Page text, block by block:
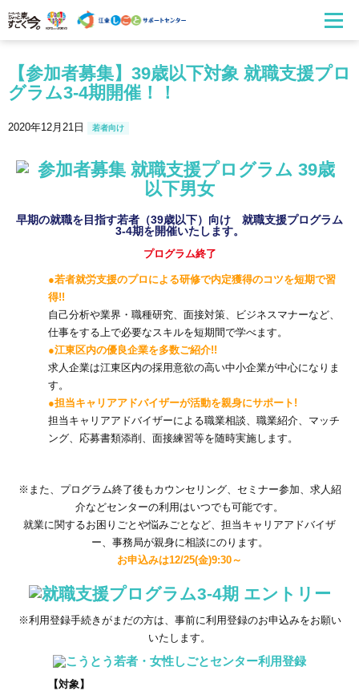
【参加者募集】39歳以下対象 就職支援プロ
グラム3-4期開催！！
2020年12月21日 若者向け
早期の就職を目指す若者（39歳以下）向け 就職支援プログラム
3-4期を開催いたします。
プログラム終了
●若者就労支援のプロによる研修で内定獲得のコツを短期で習
得!!
自己分析や業界・職種研究、面接対策、ビジネスマナーなど、
仕事をする上で必要なスキルを短期間で学べます。
●江東区内の優良企業を多数ご紹介!!
求人企業は江東区内の採用意欲の高い中小企業が中心になりま
す。
●担当キャリアアドバイザーが活動を親身にサポート!
担当キャリアアドバイザーによる職業相談、職業紹介、マッチ
ング、応募書類添削、面接練習等を随時実施します。
※また、プログラム終了後もカウンセリング、セミナー参加、求人紹
介などセンターの利用はいつでも可能です。
就業に関するお困りごとや悩みごとなど、担当キャリアアドバイザ
ー、事務局が親身に相談にのります。
お申込みは12/25(金)9:30～
※利用登録手続きがまだの方は、事前に利用登録のお申込みをお願い
いたします。
【対象】